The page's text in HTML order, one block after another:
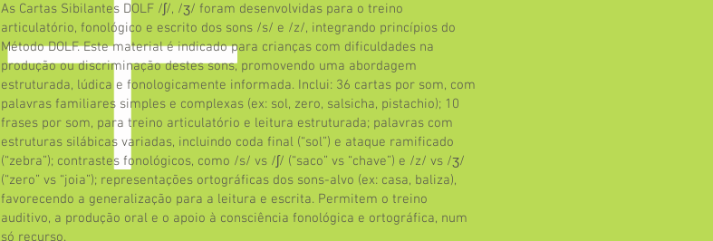
As Cartas Sibilantes DOLF /ʃ/, /ʒ/ foram desenvolvidas para o treino
articulatório, fonológico e escrito dos sons /s/ e /z/, integrando princípios do
Método DOLF. Este material é indicado para crianças com dificuldades na
produção ou discriminação destes sons, promovendo uma abordagem
estruturada, lúdica e fonologicamente informada. Inclui: 36 cartas por som, com
palavras familiares simples e complexas (ex: sol, zero, salsicha, pistachio); 10
frases por som, para treino articulatório e leitura estruturada; palavras com
estruturas silábicas variadas, incluindo coda final (“sol”) e ataque ramificado
(“zebra”); contrastes fonológicos, como /s/ vs /ʃ/ (“saco” vs “chave”) e /z/ vs /ʒ/
(“zero” vs “joia”); representações ortográficas dos sons-alvo (ex: casa, baliza),
favorecendo a generalização para a leitura e escrita. Permitem o treino
auditivo, a produção oral e o apoio à consciência fonológica e ortográfica, num
só recurso.